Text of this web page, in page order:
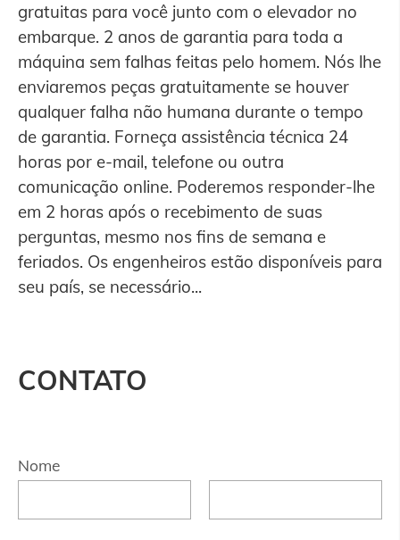
gratuitas para você junto com o elevador no
embarque. 2 anos de garantia para toda a
máquina sem falhas feitas pelo homem. Nós lhe
enviaremos peças gratuitamente se houver
qualquer falha não humana durante o tempo
de garantia. Forneça assistência técnica 24
horas por e-mail, telefone ou outra
comunicação online. Poderemos responder-lhe
em 2 horas após o recebimento de suas
perguntas, mesmo nos fins de semana e
feriados. Os engenheiros estão disponíveis para
seu país, se necessário...
CONTATO
Nome